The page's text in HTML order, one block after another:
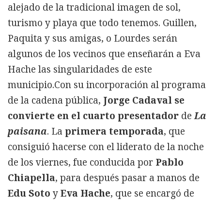
alejado de la tradicional imagen de sol,
turismo y playa que todo tenemos. Guillen,
Paquita y sus amigas, o Lourdes serán
algunos de los vecinos que enseñarán a Eva
Hache las singularidades de este
municipio.Con su incorporación al programa
de la cadena pública, Jorge Cadaval se
convierte en el cuarto presentador deLa
paisana. La primera temporada, que
consiguió hacerse con el liderato de la noche
de los viernes, fue conducida por Pablo
Chiapella, para después pasar a manos de
Edu Soto yEva Hache, que se encargó de